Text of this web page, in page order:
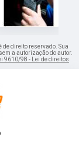
de direito reservado. Sua
a autorização do autor.
9610/98 - Lei de direitos